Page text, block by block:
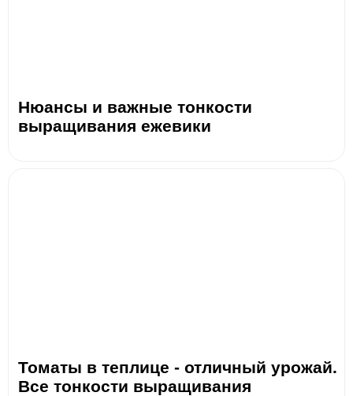
Нюансы и важные тонкости
выращивания ежевики
Томаты в теплице - отличный урожай.
Все тонкости выращивания